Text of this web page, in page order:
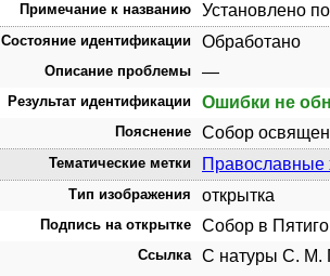
Примечание к названию Установлено
Состояние идентификации Обработано
Описание проблемы —
Результат идентификации Ошибки не
Пояснение Собор освящен
Тематические метки
Тип изображения открытка
Подпись на открытке Собор в
Ссылка С натуры С. М.